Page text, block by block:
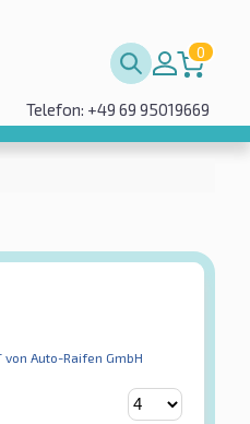
0
Telefon: +49 69 95019669
von Auto-Raifen GmbH